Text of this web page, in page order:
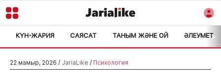
КҮН-ЖАРИЯ САЯСАТ ТАНЫМ ЖӘНЕ ОЙ ӘЛЕУМЕТ>
22 мамыр, 2026 / JariaLike / Психология